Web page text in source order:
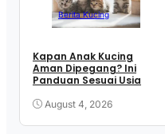
Berita Kucing
Kapan Anak Kucing
Aman Dipegang? Ini
Panduan Sesuai Usia
August 4, 2026